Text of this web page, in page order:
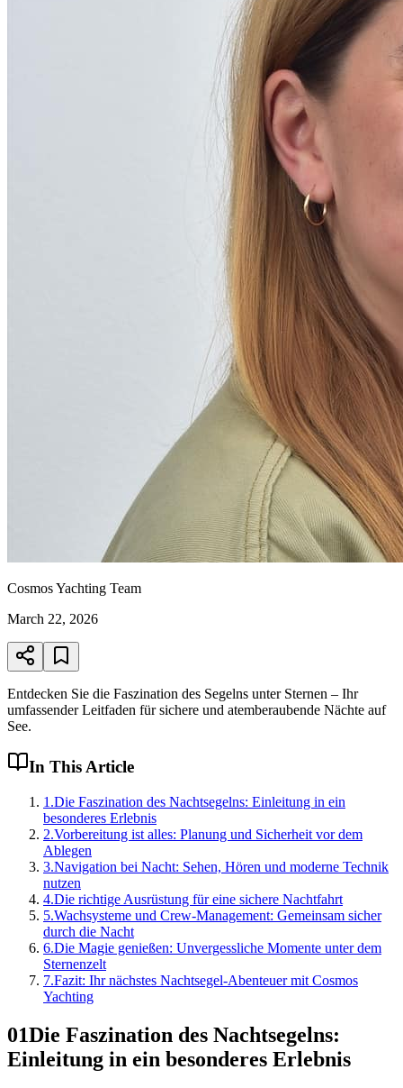
Cosmos Yachting Team
March 22, 2026
Entdecken Sie die Faszination des Segelns unter Sternen – Ihr
umfassender Leitfaden für sichere und atemberaubende Nächte auf
See.
In This Article
1 .Die Faszination des Nachtsegelns: Einleitung in ein
besonderes Erlebnis
2.Vorbereitung ist alles: Planung und Sicherheit vor dem
Ablegen
3.Navigation bei Nacht: Sehen, Hören und moderne Technik
nutzen
4.Die richtige Ausrüstung für eine sichere Nachtfahrt
5.Wachsysteme und Crew-Management: Gemeinsam sicher
durch die Nacht
6.Die Magie genießen: Unvergessliche Momente unter dem
Sternenzelt
7.Fazit: Ihr nächstes Nachtsegel-Abenteuer mit Cosmos
Yachting
01Die Faszination des Nachtsegelns:
Einleitung in ein besonderes Erlebnis